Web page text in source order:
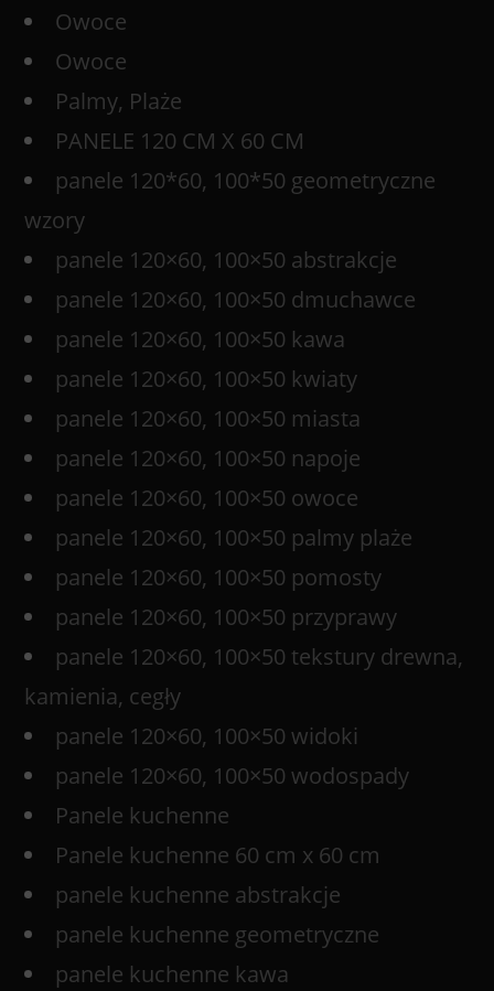
Owoce
Owoce
Palmy, Plaże
PANELE 120 CM X 60 CM
panele 120*60, 100*50 geometryczne
wzory
panele 120×60, 100×50 abstrakcje
panele 120×60, 100×50 dmuchawce
panele 120×60, 100×50 kawa
panele 120×60, 100×50 kwiaty
panele 120×60, 100×50 miasta
panele 120×60, 100×50 napoje
panele 120×60, 100×50 owoce
panele 120×60, 100×50 palmy plaże
panele 120×60, 100×50 pomosty
panele 120×60, 100×50 przyprawy
panele 120×60, 100×50 tekstury drewna,
kamienia, cegły
panele 120×60, 100×50 widoki
panele 120×60, 100×50 wodospady
Panele kuchenne
Panele kuchenne 60 cm x 60 cm
panele kuchenne abstrakcje
panele kuchenne geometryczne
panele kuchenne kawa